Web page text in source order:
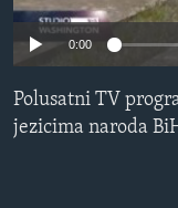
MAGAZIN
O GLASU AMERIKE
Learning English
0:00
Polusatni TV
jezicima naroda